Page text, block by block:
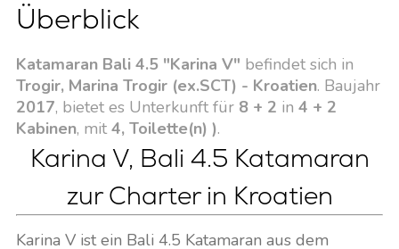
Überblick
Katamaran Bali 4.5 "Karina V" befindet sich in
Trogir, Marina Trogir (ex.SCT) - Kroatien. Baujahr
2017, bietet es Unterkunft für 8 + 2 in 4 + 2
Kabinen, mit 4, Toilette(n) ).
Karina V, Bali 4.5 Katamaran
zur Charter in Kroatien
Karina V ist ein Bali 4.5 Katamaran aus dem